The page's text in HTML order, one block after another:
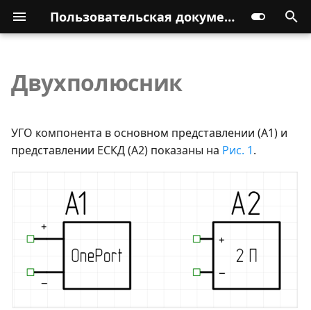
Пользовательская документация
Двухполюсник
УГО компонента в основном представлении (A1) и
представлении ЕСКД (A2) показаны на Рис. 1.